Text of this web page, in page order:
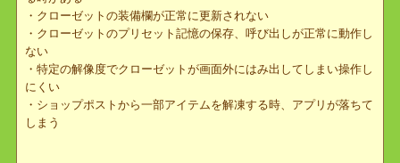
・飛行とペットライド時の移動速度が速い
・アイテム売買などの一部画面で、一時的に操作を受け付けなくな
る時がある
・クローゼットの装備欄が正常に更新されない
・クローゼットのプリセット記憶の保存、呼び出しが正常に動作し
ない
・特定の解像度でクローゼットが画面外にはみ出してしまい操作し